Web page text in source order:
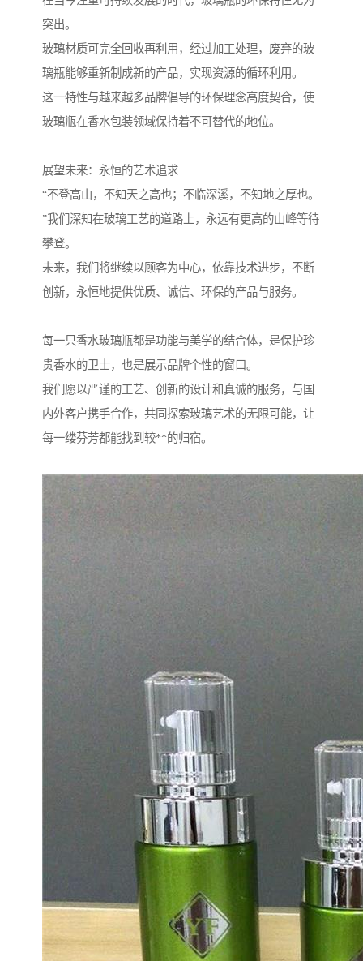
突出。
玻璃材质可完全回收再利用，经过加工处理，废弃的玻
璃瓶能够重新制成新的产品，实现资源的循环利用。
这一特性与越来越多品牌倡导的环保理念高度契合，使
玻璃瓶在香水包装领域保持着不可替代的地位。
展望未来：永恒的艺术追求
“不登高山，不知天之高也；不临深溪，不知地之厚也。
”我们深知在玻璃工艺的道路上，永远有更高的山峰等待
攀登。
未来，我们将继续以顾客为中心，依靠技术进步，不断
创新，永恒地提供优质、诚信、环保的产品与服务。
每一只香水玻璃瓶都是功能与美学的结合体，是保护珍
贵香水的卫士，也是展示品牌个性的窗口。
我们愿以严谨的工艺、创新的设计和真诚的服务，与国
内外客户携手合作，共同探索玻璃艺术的无限可能，让
每一缕芬芳都能找到较**的归宿。